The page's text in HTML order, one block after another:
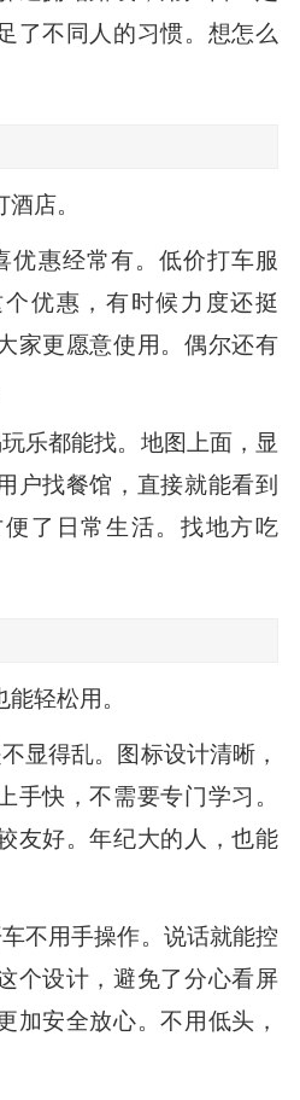
了不同人的习惯。想怎么
店。
优惠经常有。低价打车服
优惠，有时候力度还挺
家更愿意使用。偶尔还有
乐都能找。地图上面，显
户找餐馆，直接就能看到
了日常生活。找地方吃
轻松用。
显得乱。图标设计清晰，
手快，不需要专门学习。
友好。年纪大的人，也能
不用手操作。说话就能控
个设计，避免了分心看屏
加安全放心。不用低头，